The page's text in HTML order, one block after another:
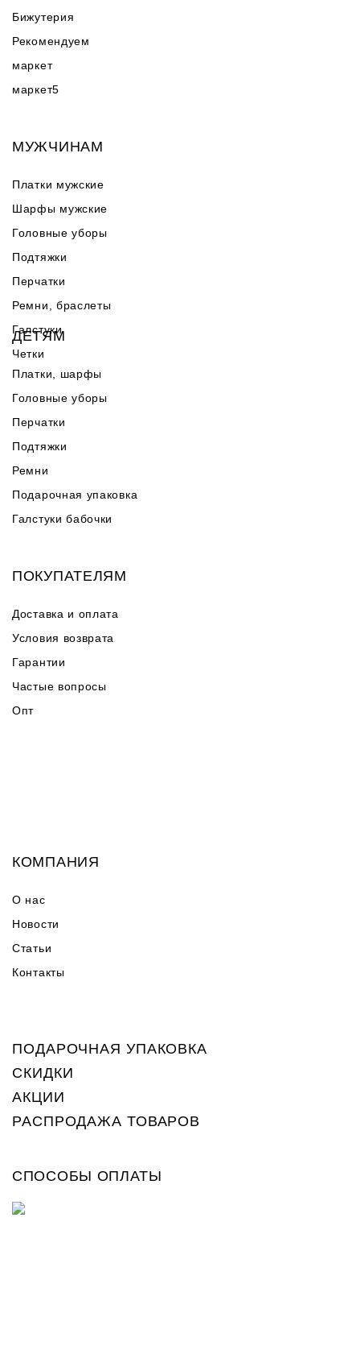
Бижутерия
Рекомендуем
маркет
маркет5
МУЖЧИНАМ
Платки мужские
Шарфы мужские
Головные уборы
Подтяжки
Перчатки
Ремни, браслеты
Галстуки
Четки
ДЕТЯМ
Платки, шарфы
Головные уборы
Перчатки
Подтяжки
Ремни
Подарочная упаковка
Галстуки бабочки
ПОКУПАТЕЛЯМ
Доставка и оплата
Условия возврата
Гарантии
Частые вопросы
Опт
КОМПАНИЯ
О нас
Новости
Статьи
Контакты
ПОДАРОЧНАЯ УПАКОВКА
СКИДКИ
АКЦИИ
РАСПРОДАЖА ТОВАРОВ
СПОСОБЫ ОПЛАТЫ